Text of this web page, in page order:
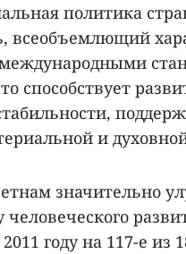
политика
всеобъемлющий
международными
способствует
и
значительно
году на 117-е